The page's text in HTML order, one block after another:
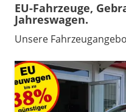
EU-Fahrzeuge,
Jahreswagen.
Unsere